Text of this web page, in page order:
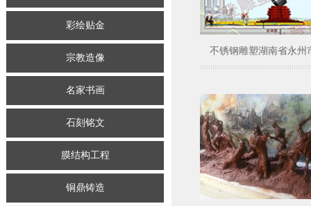
彩绘贴金
宗教造像
名家书画
石刻铭文
膜结构工程
铜鼎铸造
不锈钢雕塑湖南省永州